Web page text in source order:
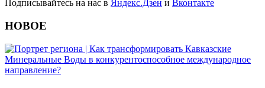
Подписывайтесь на нас в Яндекс.Дзен и Вконтакте
НОВОЕ